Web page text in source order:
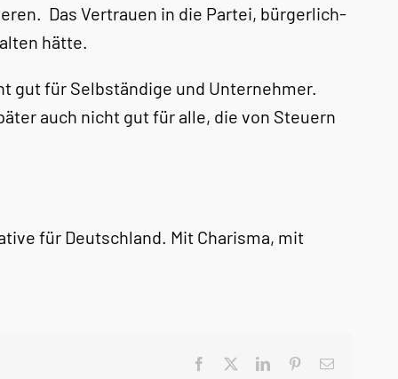
Das Vertrauen in die Partei, bürgerlich-
hätte.
gut für Selbständige und Unternehmer.
auch nicht gut für alle, die von Steuern
für Deutschland. Mit Charisma, mit
Facebook LinkedInPinterest
E-